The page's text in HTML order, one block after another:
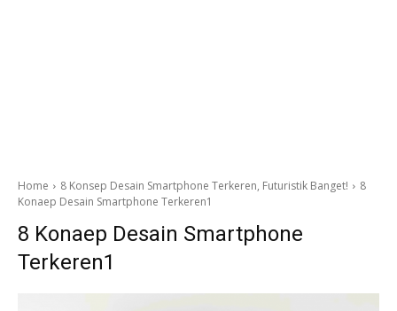
Home 8 Konsep Desain Smartphone Terkeren, Futuristik Banget!
8
Konaep Desain Smartphone Terkeren1
8 Konaep Desain Smartphone
Terkeren1